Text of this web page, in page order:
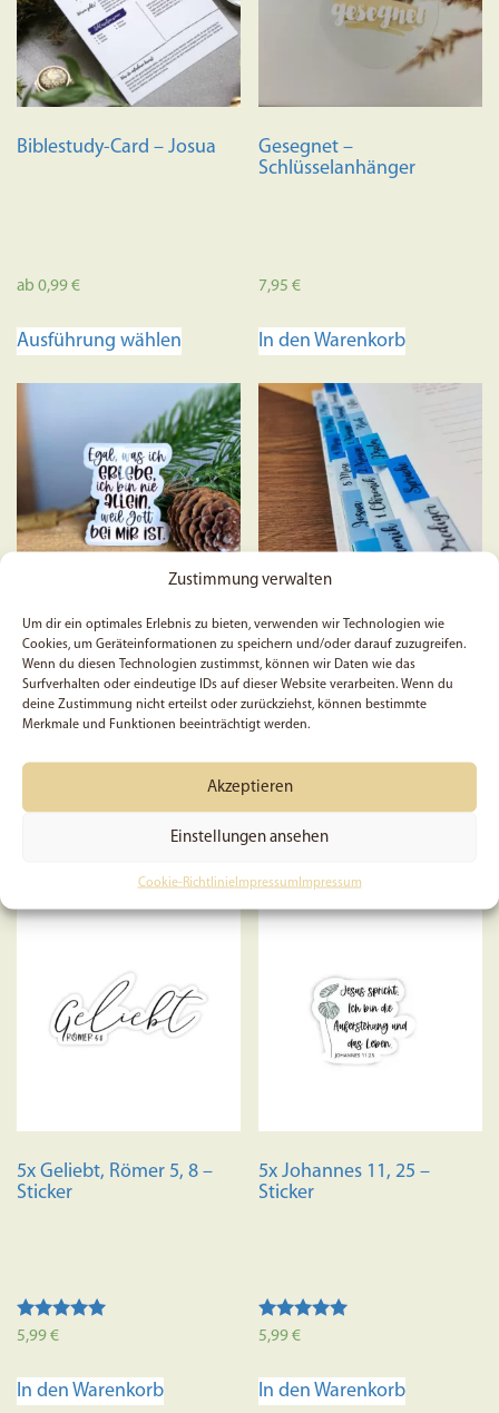
Zustimmung verwalten
Um dir ein optimales Erlebnis zu bieten, verwenden wir Technologien wie
Cookies, um Geräteinformationen zu speichern und/oder darauf zuzugreifen.
Wenn du diesen Technologien zustimmst, können wir Daten wie das
Surfverhalten oder eindeutige IDs auf dieser Website verarbeiten. Wenn du
deine Zustimmung nicht erteilst oder zurückziehst, können bestimmte
Merkmale und Funktionen beeinträchtigt werden.
Akzeptieren
Einstellungen ansehen
Cookie-RichtlinieImpressum Impressum
Optionen
können
auf
gewählt
Biblestudy-Card – Josua
ab 0,99€
Ausführung wählen
mehrere
Varianten
auf.
Die
Optionen
können
auf
Produktseite
gewählt
werden
Gesegnet –
Schlüsselanhänger
7,95€
In den Warenkorb
5x Egal was ich erlebe, ich
bin nie allein, weil Gott bei
mir ist | Sticker | Christlich |
Affirmation | Glaube |
Bibel | Geschenk | Gott
Bibelregister „Himmel“ |
Griffregister für die Bibel |
Bibel-Griffregister |
Selbstklebend | Lettering |
Blau
4.70
17,50€
5x Geliebt, Römer 5, 8 –
Sticker
Bewertet mit
5,99€
In den Warenkorb
5x Johannes 11, 25 –
Sticker
Bewertet mit
5,99€
In den Warenkorb